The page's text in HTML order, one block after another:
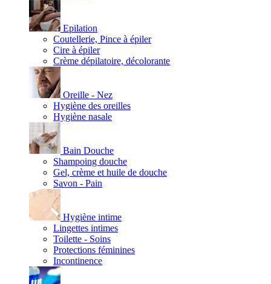
Epilation
Coutellerie, Pince à épiler
Cire à épiler
Crème dépilatoire, décolorante
Oreille - Nez
Hygiène des oreilles
Hygiène nasale
Bain Douche
Shampoing douche
Gel, crème et huile de douche
Savon - Pain
Hygiène intime
Lingettes intimes
Toilette - Soins
Protections féminines
Incontinence